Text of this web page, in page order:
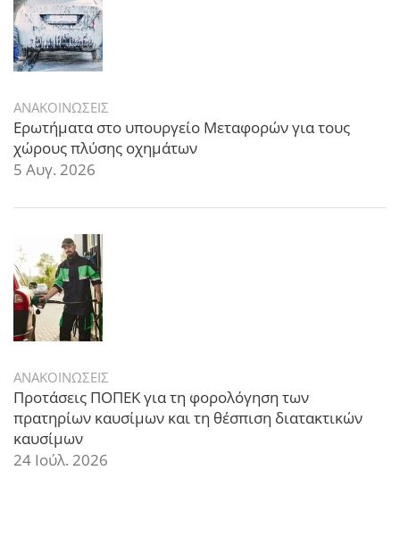
ΑΝΑΚΟΙΝΩΣΕΙΣ
Ερωτήματα στο υπουργείο Μεταφορών για τους
χώρους πλύσης οχημάτων
5 Αυγ. 2026
ΑΝΑΚΟΙΝΩΣΕΙΣ
Προτάσεις ΠΟΠΕΚ για τη φορολόγηση των
πρατηρίων καυσίμων και τη θέσπιση διατακτικών
καυσίμων
24 Ιούλ. 2026